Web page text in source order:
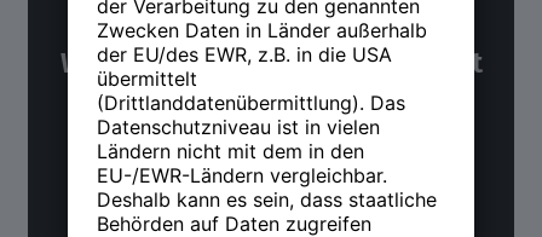
NWX Newsletter
Was Du über Arbeit und Zukunft
wissen möchtest. Alle 14 Tage.
Jetzt anmelden